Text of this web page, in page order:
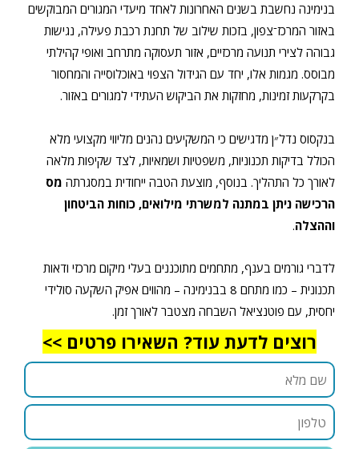
בנימינה נחשבת בשנים האחרונות לאחד מיעדי המגורים המבוקשים
באזור המרכז־צפון, בזכות שילוב של תחנת רכבת פעילה, נגישות
גבוהה לצירי תנועה מרכזיים, אזור תעסוקה מתרחב ואופי קהילתי
מבוסס. מגמות אלו, יחד עם הגידול הצפוי באוכלוסייה והמחסור
בקרקעות זמינות, מחזקות את הביקוש העתידי למגורים באזור.
בנקסוס נדל״ן מדגישים כי המשקיעים נהנים מליווי מקצועי מלא
הכולל בדיקות תכנוניות, משפטיות ושמאיות, לצד שקיפות מלאה
לאורך כל התהליך. בנוסף, מוצעת הטבה ייחודית במסגרתה מס
הרכישה ניתן במתנה למשרתי מילואים, כוחות הביטחון
וההצלה.
לדברי גורמים בענף, מתחמים מתוכננים בעלי מיקום מרכזי ודאות
תכנונית – כמו מתחם 8 בבנימינה – מהווים אפיק השקעה סולידי
יחסית, עם פוטנציאל השבחה מצטבר לאורך זמן.
רוצים לדעת עוד? השאירו פרטים >>